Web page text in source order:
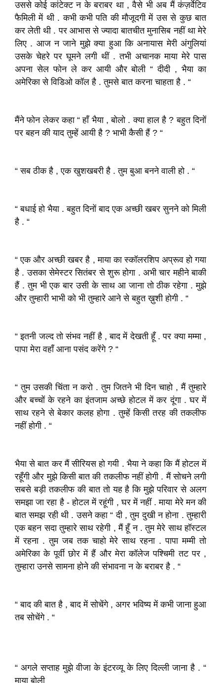
उससे कोई कांटेक्ट न के बराबर था , वैसे भी अब मैं कंज़र्वेटिव
फैमिली में थी . कभी कभी पति की मौजूदगी में उस से कुछ बात
कर लेती थी . पर आभास से ज्यादा बातचीत मुनासिब नहीं था मेरे
लिए . आज न जाने मुझे क्या हुआ कि अनायास मेरी अंगुलियां
उसके चेहरे पर घूमने लगी थीं . तभी अचानक माया मेरे पास
अपना सेल फोन ले कर आयी और बोली “ दीदी , भैया का
अमेरिका से विडिओ कॉल है . तुमसे बात करना चाहता है . “
मैंने फोन लेकर कहा “ हाँ भैया , बोलो . क्या हाल है ? बहुत दिनों
पर बहन की याद तुम्हें आयी है ? भाभी कैसी हैं ? “
“ सब ठीक है , एक खुशखबरी है . तुम बुआ बनने वाली हो . “
“ बधाई हो भैया . बहुत दिनों बाद एक अच्छी खबर सुनने को मिली
है . “
“ एक और अच्छी खबर है , माया का स्कॉलरशिप अप्रूव हो गया
है . उसका सेमेस्टर सितंबर से शुरू होगा . अभी चार महीने बाकी
हैं . तुम भी एक बार उसी के साथ आ जाना तो ठीक रहेगा . मुझे
और तुम्हारी भाभी को भी तुम्हारे आने से बहुत ख़ुशी होगी . “
“ इतनी जल्द तो संभव नहीं है , बाद में देखती हूँ . पर क्या मम्मा ,
पापा मेरा वहाँ आना पसंद करेंगे ? “
“ तुम उसकी चिंता न करो . तुम जितने भी दिन चाहो , मैं तुम्हारे
और बच्चों के रहने का इंतजाम अच्छे होटल में कर दूंगा . घर में
साथ रहने से बेकार कलह होगा . तुम्हें किसी तरह की तकलीफ
नहीं होगी . “
भैया से बात कर मैं सीरियस हो गयी . भैया ने कहा कि मैं होटल में
रहूँगी और मुझे किसी बात की तकलीफ नहीं होगी . मैं सोचने लगी
सबसे बड़ी तकलीफ की बात तो यह है कि मुझे परिवार से अलग
समझा जा रहा है - होटल में रहूंगी , घर में नहीं . माया मेरे मन की
बात समझ रही थी . उसने कहा “ दी , तुम दुखी न होना . तुम्हारी
एक बहन सदा तुम्हारे साथ रहेगी , मैं हूँ न . तुम मेरे साथ हॉस्टल
में रहना . तुम जब तक चाहो मेरे साथ रहना . पापा मम्मी तो
अमेरिका के पूर्वी छोर में हैं और मेरा कॉलेज पश्चिमी तट पर ,
तुम्हारा उनसे सामना होने की संभावना न के बराबर है . “
“ बाद की बात है , बाद में सोचेंगे , अगर भविष्य में कभी जाना हुआ
तब सोचेंगे . “
“ अगले सप्ताह मुझे वीजा के इंटरव्यू के लिए दिल्ली जाना है . “
माया बोली